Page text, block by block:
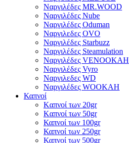
Ναργιλέδες MR.WOOD
Ναργιλέδες Nube
Ναργιλέδες Oduman
Ναργιλεδες OVO
Ναργιλέδες Starbuzz
Ναργιλέδες Steamulation
Ναργιλέδες VENOOKAH
Ναργιλέδες Vyro
Ναργιλεδες WD
Ναργιλέδες WOOKAH
Καπνοί
Kαπνοί των 20gr
Kαπνοί των 50gr
Καπνοί των 100gr
Καπνοί των 250gr
Καπνοί των 500gr